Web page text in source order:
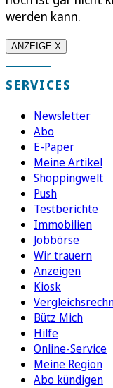
werden kann.
ANZEIGE X
SERVICES
Newsletter
Abo
E-Paper
Meine Artikel
Shoppingwelt
Push
Testberichte
Immobilien
Jobbörse
Wir trauern
Anzeigen
Kiosk
Bütz Mich
Hilfe
Online-Service
Meine Region
Abo kündigen